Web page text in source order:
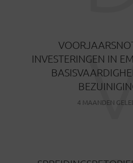
INVESTERINGEN IN
4 MAANDEN